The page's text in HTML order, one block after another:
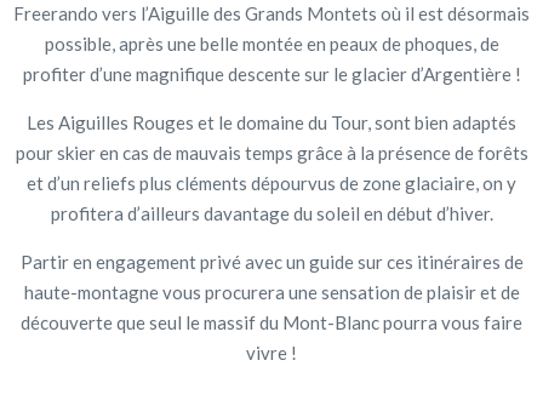
Freerando vers l’Aiguille des Grands Montets où il est désormais
possible, après une belle montée en peaux de phoques, de
profiter d’une magnifique descente sur le glacier d’Argentière !
Les Aiguilles Rouges et le domaine du Tour, sont bien adaptés
pour skier en cas de mauvais temps grâce à la présence de forêts
et d’un reliefs plus cléments dépourvus de zone glaciaire, on y
profitera d’ailleurs davantage du soleil en début d’hiver.
Partir en engagement privé avec un guide sur ces itinéraires de
haute-montagne vous procurera une sensation de plaisir et de
découverte que seul le massif du Mont-Blanc pourra vous faire
vivre !